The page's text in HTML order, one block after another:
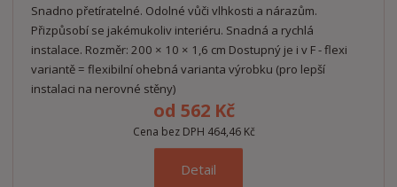
Snadno přetíratelné. Odolné vůči vlhkosti a nárazům.
Přizpůsobí se jakémukoliv interiéru. Snadná a rychlá
instalace. Rozměr: 200 × 10 × 1,6 cm Dostupný je i v F - flexi
variantě = flexibilní ohebná varianta výrobku (pro lepší
instalaci na nerovné stěny)
od 562 Kč
Cena bez DPH 464,46 Kč
Detail